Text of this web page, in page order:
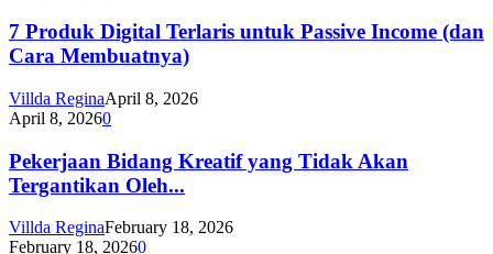
7 Produk Digital Terlaris untuk Passive Income (dan
Cara Membuatnya)
Villda ReginaApril 8, 2026
April 8, 20260
Pekerjaan Bidang Kreatif yang Tidak Akan
Tergantikan Oleh...
Villda ReginaFebruary 18, 2026
February 18, 20260